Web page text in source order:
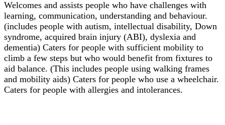
Welcomes and assists people who have challenges with
learning, communication, understanding and behaviour.
(includes people with autism, intellectual disability, Down
syndrome, acquired brain injury (ABI), dyslexia and
dementia) Caters for people with sufficient mobility to
climb a few steps but who would benefit from fixtures to
aid balance. (This includes people using walking frames
and mobility aids) Caters for people who use a wheelchair.
Caters for people with allergies and intolerances.